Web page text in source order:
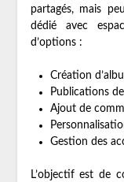
partagés, mais
dédié avec
d’options :
Création
Publications
Ajout de
Gestion des
L’objectif est de